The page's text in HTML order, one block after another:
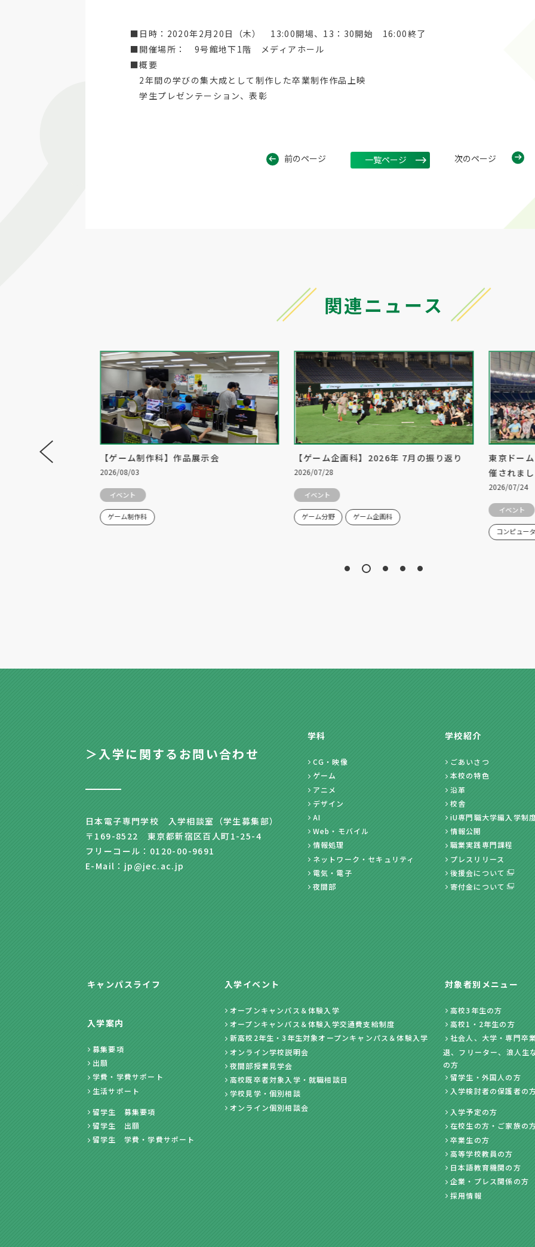
■日時：2020年2月20日（木） 13:00開場、13：30開始 16:00終了
■開催場所： 9号館地下1階 メディアホール
■概要
2年間の学びの集大成として制作した卒業制作作品上映
学生プレゼンテーション、表彰
前のページ 一覧ページ 次のページ
関連ニュース
生対象の「スペシ
【ゲーム制作科】作品展示会
2026/08/03
イベント
ゲーム制作科
【ゲーム企画科】2026年 7月の振り返り
2026/07/28
イベント
ゲーム分野 ゲーム企画科
東京ドー
催されま
2026/07/24
イベント
コンピュー
＞入学に関するお問い合わせ
日本電子専門学校 入学相談室（学生募集部）
〒169-8522 東京都新宿区百人町1-25-4
フリーコール：0120-00-9691
E-Mail：jp@jec.ac.jp
学科
CG・映像
ゲーム
アニメ
デザイン
AI
Web・モバイル
情報処理
ネットワーク・セキュリティ
電気・電子
夜間部
学校紹介
ごあいさつ
本校の特色
沿革
校舎
iU専門職大学編入学制
情報公開
職業実践専門課程
プレスリリース
後援会について
寄付金について
キャンパスライフ
入学案内
募集要項
出願
学費・学費サポート
生活サポート
留学生 募集要項
留学生 出願
留学生 学費・学費サポート
入学イベント
オープンキャンパス＆体験入学
オープンキャンパス＆体験入学交通費支給制度
新高校2年生・3年生対象オープンキャンパス＆体験入学
オンライン学校説明会
夜間部授業見学会
高校既卒者対象入学・就職相談日
学校見学・個別相談
オンライン個別相談会
対象者別メニュー
高校3年生の方
高校1・2年生の方
社会人、大学・専門卒
退、フリーター、浪人生
の方
留学生・外国人の方
入学検討者の保護者の
入学予定の方
在校生の方・ご家族の
卒業生の方
高等学校教員の方
日本語教育機関の方
企業・プレス関係の方
採用情報